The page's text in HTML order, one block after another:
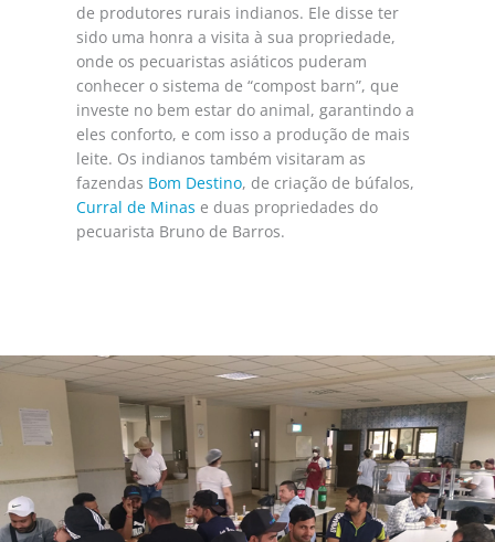
de produtores rurais indianos. Ele disse ter
sido uma honra a visita à sua propriedade,
onde os pecuaristas asiáticos puderam
conhecer o sistema de “compost barn”, que
investe no bem estar do animal, garantindo a
eles conforto, e com isso a produção de mais
leite. Os indianos também visitaram as
fazendas Bom Destino, de criação de búfalos,
Curral de Minas e duas propriedades do
pecuarista Bruno de Barros.